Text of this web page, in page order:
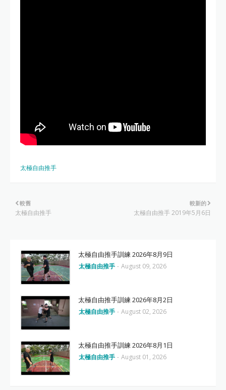
太極自由推手
較新的
太極自由推手 2019年5月6日
較舊
太極自由推手
太極自由推手訓練 2026年8月9日
太極自由推手 - August 09, 2026
太極自由推手訓練 2026年8月2日
太極自由推手 - August 02, 2026
太極自由推手訓練 2026年8月1日
太極自由推手 - August 01, 2026